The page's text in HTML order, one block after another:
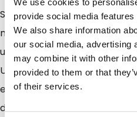
provide social media
We also share information
our social media, advertising
may combine it with other
provided to them or that
of their services.
Sind Sie auf der Suche
mit einer besonderen
unsere Silkbags überaus
Umschläge geben Ihrer
einzigartigen Charakter.
durch die Verwendung der